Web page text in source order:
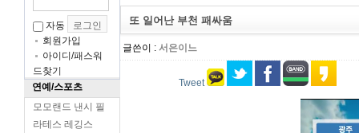
자동
회원가입
아이디/패스워
드찾기
연예/스포츠
모모랜드 낸시 필
라테스 레깅스
또 일어난 부천 패싸움
글쓴이 : 서은이느
Tweet